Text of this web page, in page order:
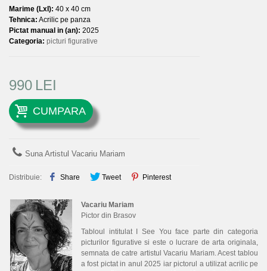
Marime (LxI): 40 x 40 cm
Tehnica: Acrilic pe panza
Pictat manual in (an): 2025
Categoria: picturi figurative
990 LEI
CUMPARA
Suna Artistul Vacariu Mariam
Distribuie: Share Tweet Pinterest
Vacariu Mariam
Pictor din Brasov
Tabloul intitulat I See You face parte din categoria
picturilor figurative si este o lucrare de arta originala,
semnata de catre artistul Vacariu Mariam. Acest tablou
a fost pictat in anul 2025 iar pictorul a utilizat acrilic pe